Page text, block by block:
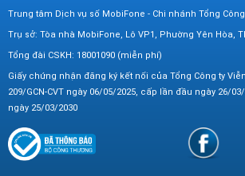
Trung tâm Dịch vụ số MobiFone - Chi nhánh Tổng
Trụ sở: Tòa nhà MobiFone, Lô VP1, Phường Yên Hòa,
Tổng đài CSKH: 18001090 (miễn phí)
Giấy chứng nhận đăng ký kết nối của Tổng Công ty
209/GCN-CVT ngày 06/05/2025, cấp lần đầu ngày 26/
ngày 25/03/2030